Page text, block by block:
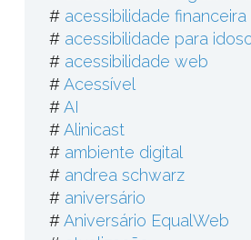
# acessibilidade financeira
# acessibilidade para
# acessibilidade web
#Acessível
#AI
#Alinicast
# ambiente digital
# andrea schwarz
# aniversário
#Aniversário EqualWeb